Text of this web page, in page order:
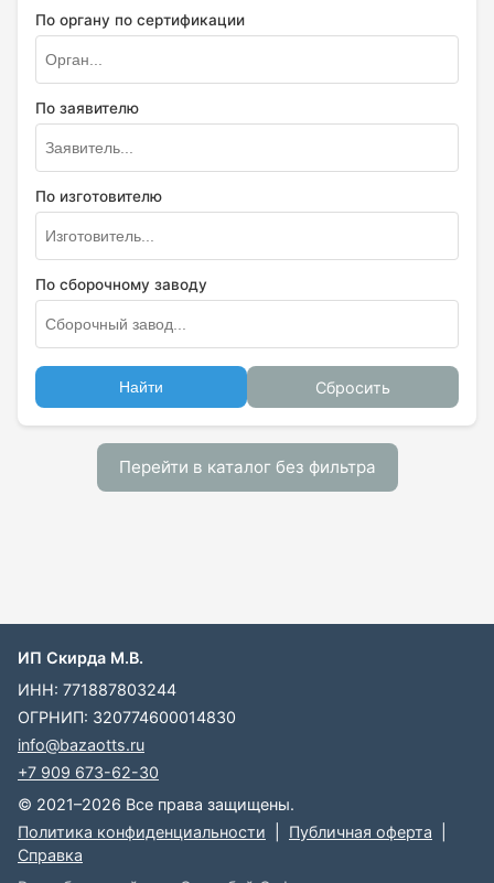
По органу по сертификации
По заявителю
По изготовителю
По сборочному заводу
Найти Сбросить
Перейти в каталог без фильтра
ИП Скирда М.В.
ИНН: 771887803244
ОГРНИП: 320774600014830
info@bazaotts.ru
+7 909 673-62-30
© 2021–2026 Все права защищены.
Политика конфиденциальности
Публичная оферта
Справка